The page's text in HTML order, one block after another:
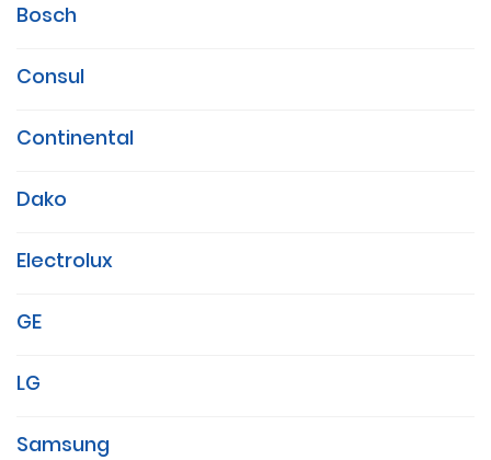
Bosch
Consul
Continental
Dako
Electrolux
GE
LG
Samsung